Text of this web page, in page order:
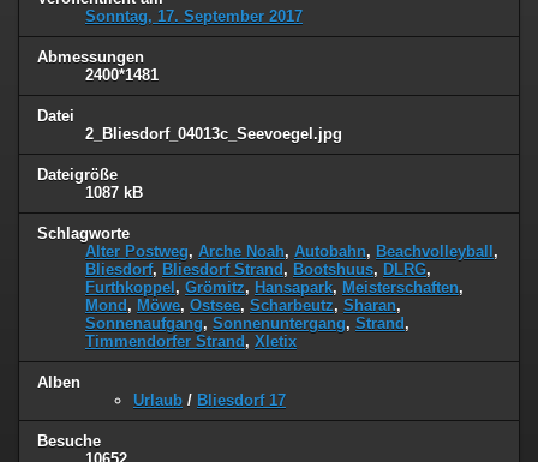
Sonntag, 17. September 2017
Abmessungen
2400*1481
Datei
2_Bliesdorf_04013c_Seevoegel.jpg
Dateigröße
1087 kB
Schlagworte
Alter Postweg, Arche Noah, Autobahn, Beachvolleyball ,
Bliesdorf, Bliesdorf Strand , Bootshuus, DLRG,
Furthkoppel , Grömitz, Hansapark, Meisterschaften,
Mond , Möwe, Ostsee, Scharbeutz, Sharan,
Sonnenaufgang, Sonnenuntergang, Strand ,
Timmendorfer Strand , Xletix
Alben
Urlaub / Bliesdorf 17
Besuche